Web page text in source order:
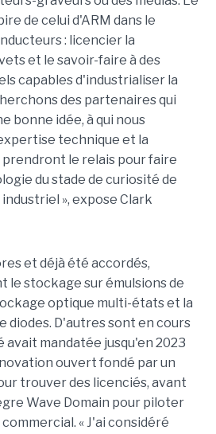
de celui d'ARM dans le
: licencier la
et le savoir-faire à des
capables d'industrialiser la
des partenaires qui
bonne idée, à qui nous
technique et la
prendront le relais pour faire
du stade de curiosité de
», expose Clark
et déjà été accordés,
le stockage sur émulsions de
optique multi-états et la
diodes. D'autres sont en cours
avait mandatée jusqu'en 2023
ouvert fondé par un
trouver des licenciés, avant
Wave Domain pour piloter
« J'ai considéré